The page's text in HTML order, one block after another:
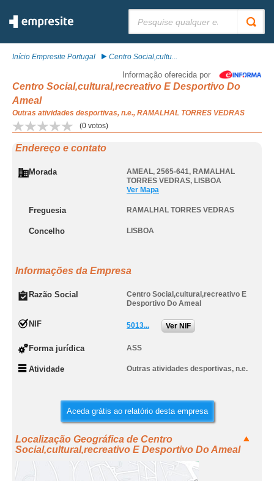
Início Empresite Portugal Centro Social,cultu...
Informação oferecida por
Centro Social,cultural,recreativo E Desportivo Do
Ameal
Outras atividades desportivas, n.e., RAMALHAL TORRES VEDRAS
(0 votos)
Endereço e contato
Morada AMEAL, 2565-641, RAMALHAL
TORRES VEDRAS, LISBOA
Ver Mapa
Freguesia RAMALHAL TORRES VEDRAS
Concelho LISBOA
Informações da Empresa
Razão Social
Centro Social,cultural,recreativo E
Desportivo Do Ameal
NIF 5013... Ver NIF
Forma jurídica ASS
Atividade Outras atividades desportivas, n.e.
Aceda grátis ao relatório desta empresa
Localização Geográfica de Centro
Social,cultural,recreativo E Desportivo Do Ameal